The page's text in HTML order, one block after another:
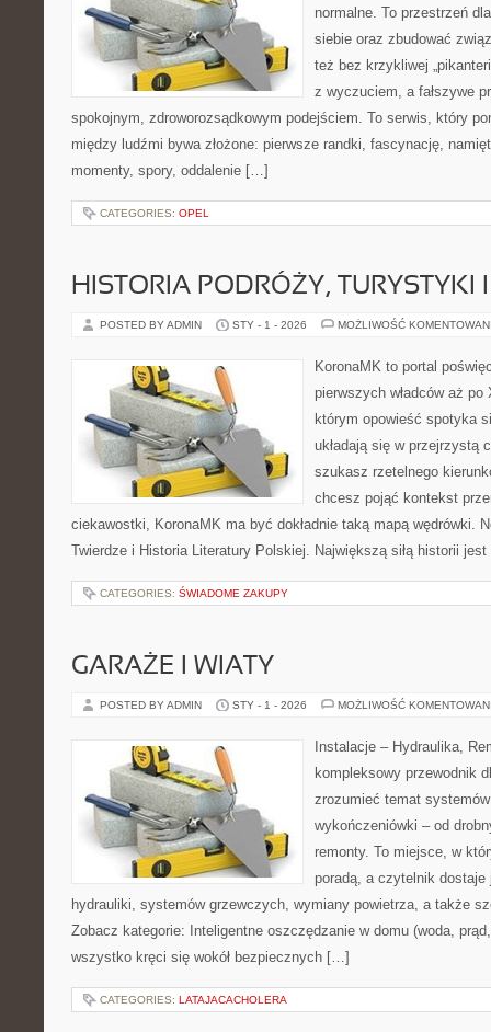
normalne. To przestrzeń
siebie oraz zbudować
też bez krzykliwej
z wyczuciem, a fałszywe
spokojnym, zdroworozsądkowym podejściem. To serwis, który
między ludźmi bywa złożone: pierwsze randki, fascynację,
momenty, spory, oddalenie […]
CATEGORIES: OPEL
HISTORIA PODRÓŻY, TURYSTYKI
POSTED BY ADMIN STY - 1 - 2026 MOŻLIWOŚĆ
KoronaMK to portal
pierwszych władców aż
którym opowieść spotyka
układają się w przejrzystą
szukasz rzetelnego
chcesz pojąć kontekst
ciekawostki, KoronaMK ma być dokładnie taką mapą wędrówki.
Twierdze i Historia Literatury Polskiej. Największą siłą historii
CATEGORIES: ŚWIADOME ZAKUPY
GARAŻE I WIATY
POSTED BY ADMIN STY - 1 - 2026 MOŻLIWOŚĆ
Instalacje – Hydraulika,
kompleksowy przewodnik
zrozumieć temat
wykończeniówki – od
remonty. To miejsce, w
poradą, a czytelnik
hydrauliki, systemów grzewczych, wymiany powietrza, a także
Zobacz kategorie: Inteligentne oszczędzanie w domu (woda,
wszystko kręci się wokół bezpiecznych […]
CATEGORIES: LATAJACACHOLERA